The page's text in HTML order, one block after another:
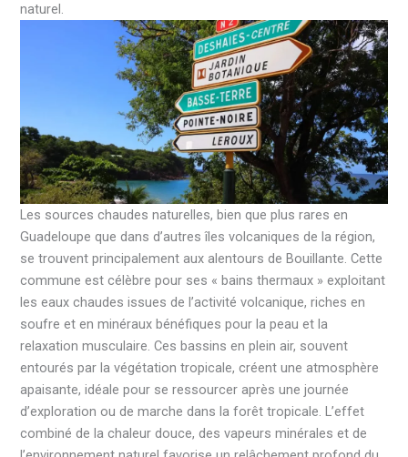
naturel.
Les sources chaudes naturelles, bien que plus rares en
Guadeloupe que dans d’autres îles volcaniques de la région,
se trouvent principalement aux alentours de Bouillante. Cette
commune est célèbre pour ses « bains thermaux » exploitant
les eaux chaudes issues de l’activité volcanique, riches en
soufre et en minéraux bénéfiques pour la peau et la
relaxation musculaire. Ces bassins en plein air, souvent
entourés par la végétation tropicale, créent une atmosphère
apaisante, idéale pour se ressourcer après une journée
d’exploration ou de marche dans la forêt tropicale. L’effet
combiné de la chaleur douce, des vapeurs minérales et de